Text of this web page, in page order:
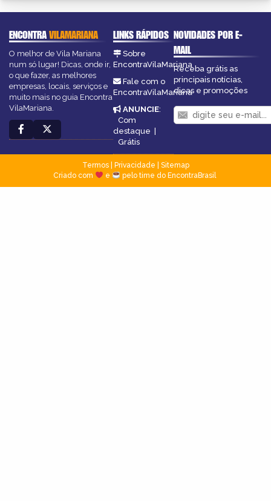
ENCONTRAVILAMARIANA
O melhor de Vila Mariana
num só lugar! Dicas, onde ir,
o que fazer, as melhores
empresas, locais, serviços e
muito mais no guia Encontra
VilaMariana.
LINKS RÁPIDOS
Sobre
EncontraVilaMariana
Fale com o
EncontraVilaMariana
ANUNCIE:
Com
destaque
Grátis
NOVIDADES POR E-
MAIL
Receba grátis as
principais notícias,
dicas e promoções
Termos| Privacidade
Sitemap
Criado com
e pelo time do EncontraBrasil